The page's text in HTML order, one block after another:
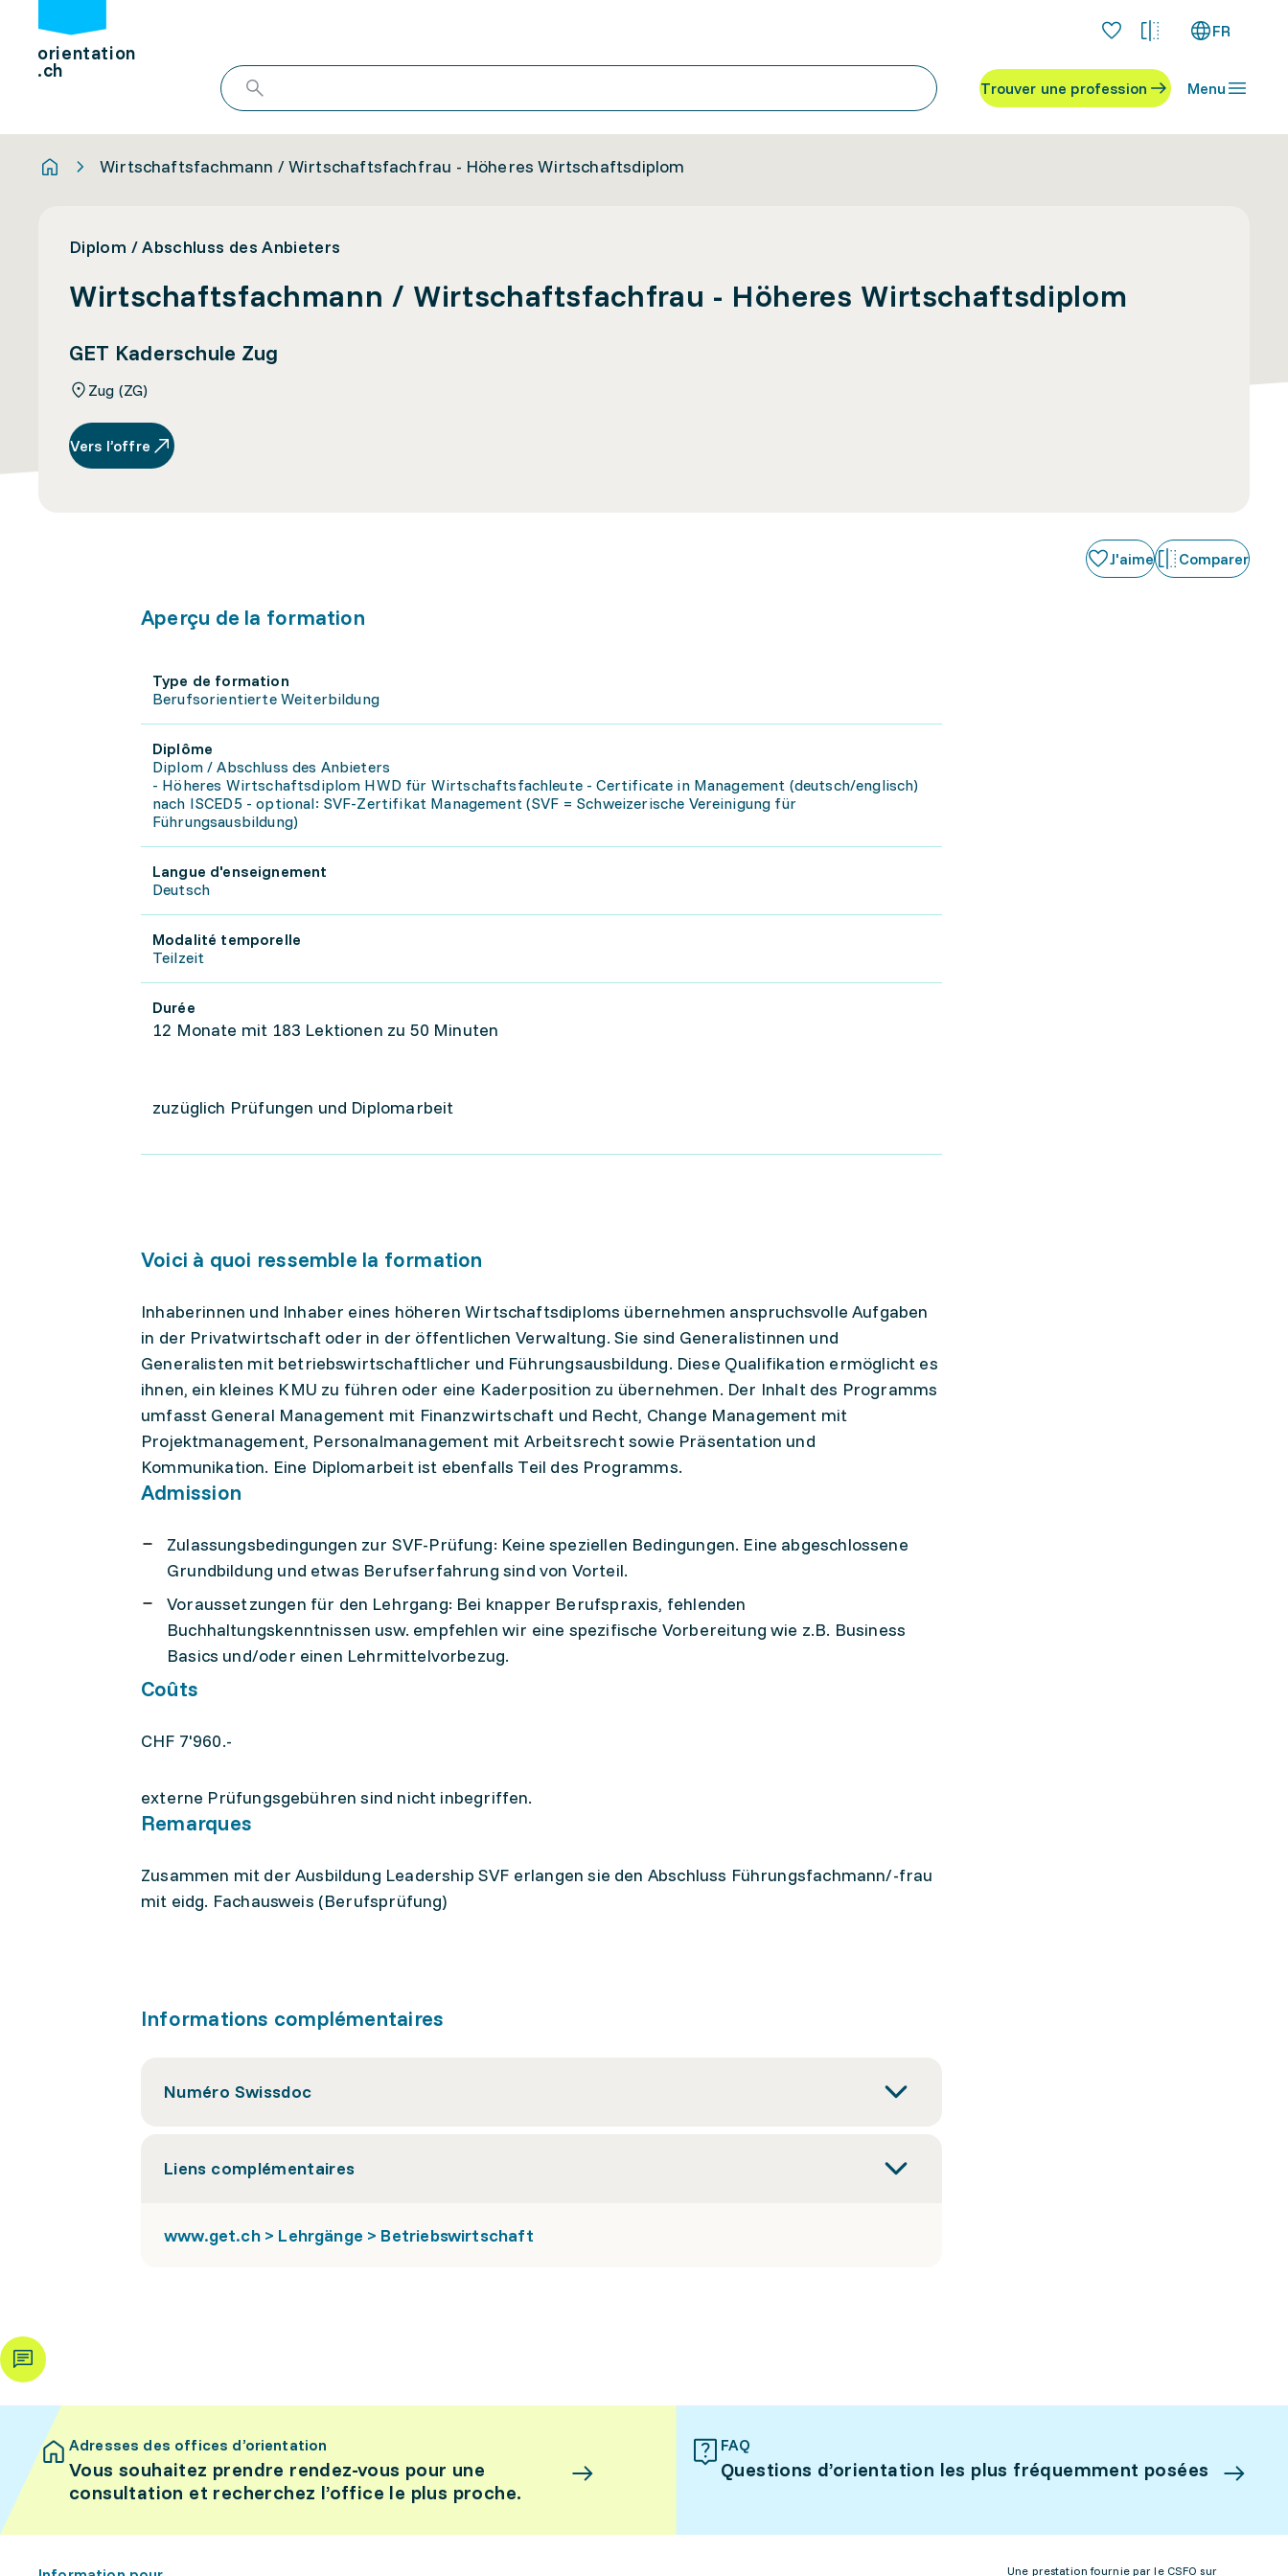
orientation
.ch
FR
Trouver une profession Menu
Wirtschaftsfachmann / Wirtschaftsfachfrau - Höheres Wirtschaftsdiplom
Diplom / Abschluss des Anbieters
Wirtschaftsfachmann / Wirtschaftsfachfrau - Höheres Wirtschaftsdiplom
GET Kaderschule Zug
Zug (ZG)
Vers l’offre
J'aime Comparer
Aperçu de la formation
Type de formation
Berufsorientierte Weiterbildung
Diplôme
Diplom / Abschluss des Anbieters
- Höheres Wirtschaftsdiplom HWD für Wirtschaftsfachleute - Certificate in Management (deutsch/englisch)
nach ISCED5 - optional: SVF-Zertifikat Management (SVF = Schweizerische Vereinigung für
Führungsausbildung)
Langue d'enseignement
Deutsch
Modalité temporelle
Teilzeit
Durée
12 Monate mit 183 Lektionen zu 50 Minuten
zuzüglich Prüfungen und Diplomarbeit
Voici à quoi ressemble la formation
Inhaberinnen und Inhaber eines höheren Wirtschaftsdiploms übernehmen anspruchsvolle Aufgaben
in der Privatwirtschaft oder in der öffentlichen Verwaltung. Sie sind Generalistinnen und
Generalisten mit betriebswirtschaftlicher und Führungsausbildung. Diese Qualifikation ermöglicht es
ihnen, ein kleines KMU zu führen oder eine Kaderposition zu übernehmen. Der Inhalt des Programms
umfasst General Management mit Finanzwirtschaft und Recht, Change Management mit
Projektmanagement, Personalmanagement mit Arbeitsrecht sowie Präsentation und
Kommunikation. Eine Diplomarbeit ist ebenfalls Teil des Programms.
Admission
Zulassungsbedingungen zur SVF-Prüfung: Keine speziellen Bedingungen. Eine abgeschlossene
Grundbildung und etwas Berufserfahrung sind von Vorteil.
Voraussetzungen für den Lehrgang: Bei knapper Berufspraxis, fehlenden
Buchhaltungskenntnissen usw. empfehlen wir eine spezifische Vorbereitung wie z.B. Business
Basics und/oder einen Lehrmittelvorbezug.
Coûts
CHF 7'960.-
externe Prüfungsgebühren sind nicht inbegriffen.
Remarques
Zusammen mit der Ausbildung Leadership SVF erlangen sie den Abschluss Führungsfachmann/-frau
mit eidg. Fachausweis (Berufsprüfung)
Informations complémentaires
Numéro Swissdoc
Liens complémentaires
www.get.ch > Lehrgänge > Betriebswirtschaft
Adresses des offices d’orientation
Vous souhaitez prendre rendez-vous pour une
consultation et recherchez l’office le plus proche.
FAQ
Questions d’orientation les plus fréquemment posées
Une prestation fournie par le CSFO sur